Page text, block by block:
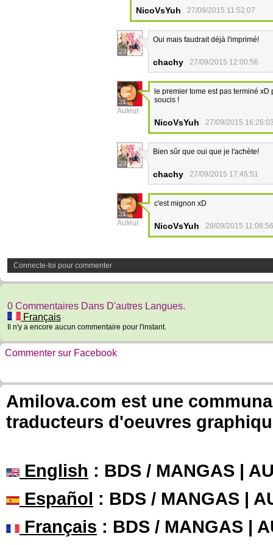
NicoVsYuh 27/09/2015 11:52:07
23
Oui mais faudrait déjà l'imprimé!
chachy 27/09/2015 12:00:56
31
Auteur
le premier tome est pas terminé
soucis !
NicoVsYuh 27/09/2015
23
Bien sûr que oui que je l'achète!
chachy 27/09/2015 17:45:51
31
Auteur
c'est mignon xD
NicoVsYuh 28/09/2015 11:08:56
Connecte-toi pour commenter
0 Commentaires Dans D'autres Langues.
Français
Il n'y a encore aucun commentaire pour l'instant.
Commenter sur Facebook
Amilova.com est une
traducteurs d'oeuvres
English : BDS / MANGAS |
Español : BDS / MANGAS |
Français : BDS / MANGAS |